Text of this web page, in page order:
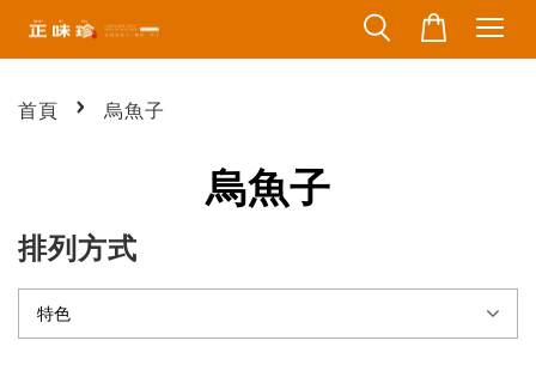
首頁 › 烏魚子
烏魚子
排列方式